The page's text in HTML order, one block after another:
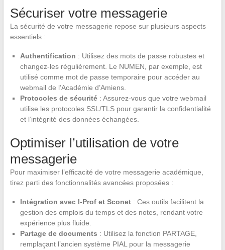
Sécuriser votre messagerie
La sécurité de votre messagerie repose sur plusieurs aspects
essentiels :
Authentification : Utilisez des mots de passe robustes et
changez-les régulièrement. Le NUMEN, par exemple, est
utilisé comme mot de passe temporaire pour accéder au
webmail de l’Académie d’Amiens.
Protocoles de sécurité: Assurez-vous que votre webmail
utilise les protocoles SSL/TLS pour garantir la confidentialité
et l’intégrité des données échangées.
Optimiser l’utilisation de votre
messagerie
Pour maximiser l’efficacité de votre messagerie académique,
tirez parti des fonctionnalités avancées proposées :
Intégration avec I-Prof et Sconet: Ces outils facilitent la
gestion des emplois du temps et des notes, rendant votre
expérience plus fluide.
Partage de documents : Utilisez la fonction PARTAGE,
remplaçant l’ancien système PIAL pour la messagerie